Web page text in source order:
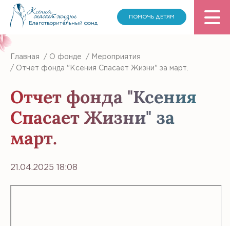
Благотворительный фонд
ПОМОЧЬ ДЕТЯМ
Главная / О фонде /
Мероприятия
/ Отчет фонда "Ксения Спасает Жизни" за март.
Отчет фонда "Ксения
Спасает Жизни" за
март.
21.04.2025 18:08